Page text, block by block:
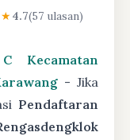
4.7(57 ulasan)
Kecamatan
- Jika
Pendaftaran